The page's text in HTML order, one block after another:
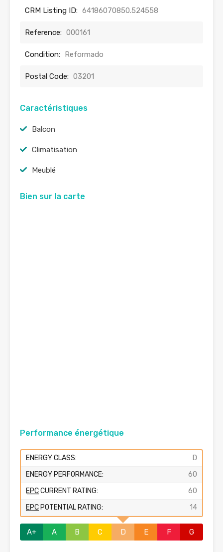
CRM Listing ID: 64186070850.524558
Reference: 000161
Condition: Reformado
Postal Code: 03201
Caractéristiques
Balcon
Climatisation
Meublé
Bien sur la carte
Performance énergétique
ENERGY CLASS:
D
ENERGY PERFORMANCE:
60
EPCCURRENT RATING:
60
EPC POTENTIAL RATING: 14
A+ A B C D E F G